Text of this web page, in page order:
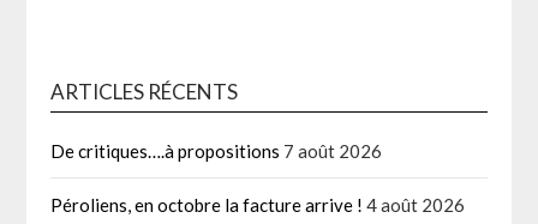
ARTICLES RÉCENTS
De critiques….à propositions 7 août 2026
Péroliens, en octobre la facture arrive ! 4 août 2026